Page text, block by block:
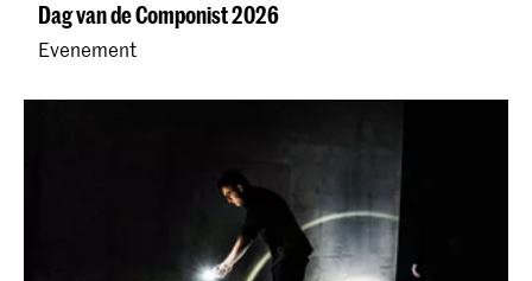
Dag van de Componist 2026
Evenement